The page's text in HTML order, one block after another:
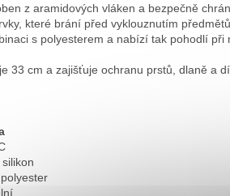
z aramidových vláken a bezpečně
které brání před vyklouznutím
s polyesterem a nabízí tak pohodlí při
33 cm a zajišťuje ochranu prstů, dlaně a